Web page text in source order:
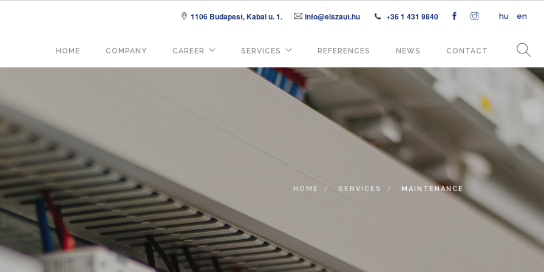
hu en
1106 Budapest, Kabai u. 1. info@elszaut.hu +36 1 431 9840
Fő
navigáció
HOME COMPANY CAREER SERVICES REFERENCES NEWS CONTACT
HOME SERVICES MAINTENANCE